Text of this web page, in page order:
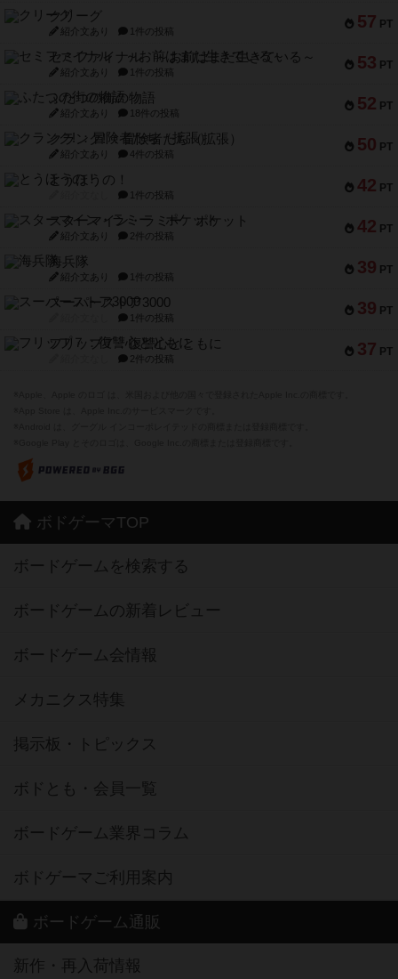
57 PT
クリーグ
紹介文あり 1件の投稿
53 PT
セミファイナル ～お前はまだ生きている～
紹介文あり 1件の投稿
52 PT
ふたつの街の物語
紹介文あり 18件の投稿
50 PT
クランク! ：冒険者たち（拡張）
紹介文あり 4件の投稿
42 PT
とうほうの！
1件の投稿
42 PT
スターマイン・ラミー ポケット
紹介文あり 2件の投稿
39 PT
海兵隊
紹介文あり 1件の投稿
39 PT
スーパーストア3000
1件の投稿
37 PT
フリップ７：復讐心とともに
2件の投稿
ボドゲーマTOP
ボードゲームを検索する
ボードゲームの新着レビュー
ボードゲーム会情報
メカニクス特集
掲示板・トピックス
ボドとも・会員一覧
ボードゲーム業界コラム
ボドゲーマご利用案内
ボードゲーム通販
新作・再入荷情報